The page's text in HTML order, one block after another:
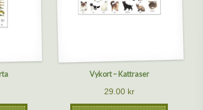
Vykort – Kattraser
29.00 kr